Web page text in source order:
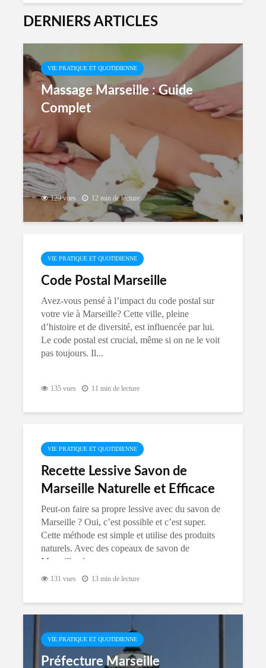
DERNIERS ARTICLES
VIE PRATIQUE ET QUOTIDIENNE
Massage Marseille : Guide
Complet
129 vues 12 min de lecture
VIE PRATIQUE ET QUOTIDIENNE
Code Postal Marseille
Avez-vous pensé à l’impact du code postal sur
votre vie à Marseille? Cette ville, pleine
d’histoire et de diversité, est influencée par lui.
Le code postal est crucial, même si on ne le voit
pas toujours. Il...
135 vues 11 min de lecture
VIE PRATIQUE ET QUOTIDIENNE
Recette Lessive Savon de
Marseille Naturelle et Efficace
Peut-on faire sa propre lessive avec du savon de
Marseille ? Oui, c’est possible et c’est super.
Cette méthode est simple et utilise des produits
naturels. Avec des copeaux de savon de
Marseille, du...
131 vues 13 min de lecture
VIE PRATIQUE ET QUOTIDIENNE
Préfecture Marseille